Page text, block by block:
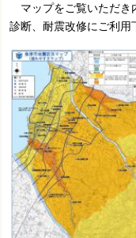
マップをご覧いただき
診断、耐震改修にご利用